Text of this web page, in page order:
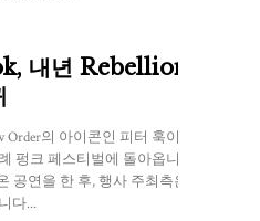
내년 Rebellion
Order의 아이콘인 피터 훅이 블랙
펑크 페스티벌에 돌아옵니다. 훅
공연을 한 후, 행사 주최측은 다음
다...